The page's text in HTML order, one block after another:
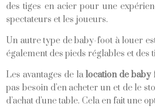
des tiges en acier pour une
spectateurs et les joueurs.
Un autre type de baby-foot à louer
également des pieds réglables et des
Les avantages de lalocation de baby
pas besoin d’en acheter un et de le
d’achat d’une table. Cela en fait